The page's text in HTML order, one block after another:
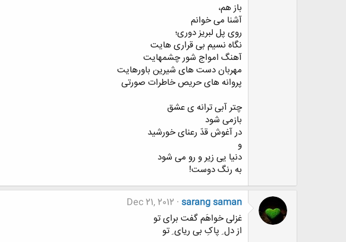
ﺑﺎﺯ ﻫﻢ،
ﺁﺷﻨﺎ ﻣﯽ ﺧﻮﺍﻧﻢ
ﺭﻭﯼ ﭘﻞ ﻟﺒﺮﯾﺰ ﺩﻭﺭﯼ؛
ﻧﮕﺎﻩ ﻧﺴﯿﻢ ﺑﯽ ﻗﺮﺍﺭﯼ ﻫﺎﯾﺖ
ﺁﻫﻨﮓ ﺍﻣﻮﺍﺝ ﺷﻮﺭ ﭼﺸﻤﻬﺎﯾﺖ
ﻣﻬﺮﺑﺎﻥ ﺩﺳﺖ ﻫﺎﯼ ﺷﯿﺮﯾﻦ ﺑﺎﻭﺭﻫﺎﯾﺖ
ﭘﺮﻭﺍﻧﻪ ﻫﺎﯼ ﺣﺮﯾﺺ ﺧﺎﻃﺮﺍﺕ ﺻﻮﺭﺗﯽ
ﭼﺘﺮ ﺁﺑﯽ ﺗﺮﺍﻧﻪ ﯼ ﻋﺸﻖ
ﺑﺎﺯﻣﯽ ﺷﻮﺩ
ﺩﺭ ﺁﻏﻮﺵ ﻗﺪّ ﺭﻋﻨﺎﯼ ﺧﻮﺭﺷﯿﺪ
ﻭ
ﺩﻧﯿﺎ ﯾﯽ ﺯﯾﺮ ﻭ ﺭﻭ ﻣﯽ ﺷﻮﺩ
ﺑﻪ ﺭﻧﮓ ﺩﻭﺳﺖ!
sarang saman
Dec 21, 2012
ﻏﺰﻟﯽ ﺧﻮﺍﻫَﻢ ﮔﻔﺖ ﺑﺮﺍﯼ ﺗﻮ
ﺍﺯ ﺩﻝ ِ ﭘﺎﮎِ ﺑﯽ ﺭﯾﺎﯼ ِ ﺗﻮ